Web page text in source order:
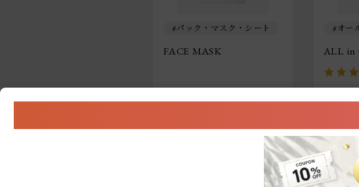
パック・マスク・シート
FACE MASK
1,980円（税込）
オー
ALL in
2,200